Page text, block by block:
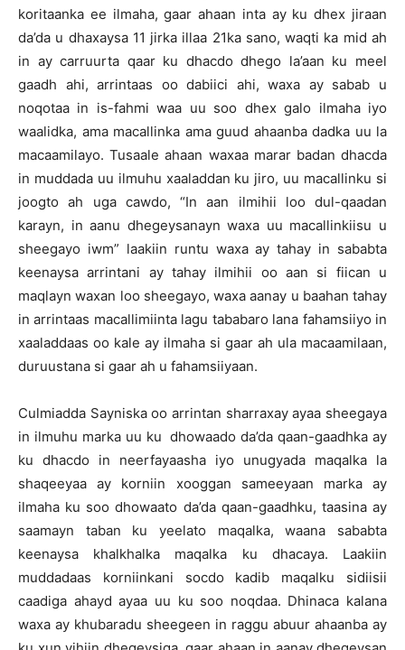
koritaanka ee ilmaha, gaar ahaan inta ay ku dhex jiraan
da’da u dhaxaysa 11 jirka illaa 21ka sano, waqti ka mid ah
in ay carruurta qaar ku dhacdo dhego la’aan ku meel
gaadh ahi, arrintaas oo dabiici ahi, waxa ay sabab u
noqotaa in is-fahmi waa uu soo dhex galo ilmaha iyo
waalidka, ama macallinka ama guud ahaanba dadka uu la
macaamilayo. Tusaale ahaan waxaa marar badan dhacda
in muddada uu ilmuhu xaaladdan ku jiro, uu macallinku si
joogto ah uga cawdo, “In aan ilmihii loo dul-qaadan
karayn, in aanu dhegeysanayn waxa uu macallinkiisu u
sheegayo iwm” laakiin runtu waxa ay tahay in sababta
keenaysa arrintani ay tahay ilmihii oo aan si fiican u
maqlayn waxan loo sheegayo, waxa aanay u baahan tahay
in arrintaas macallimiinta lagu tababaro lana fahamsiiyo in
xaaladdaas oo kale ay ilmaha si gaar ah ula macaamilaan,
duruustana si gaar ah u fahamsiiyaan.
Culmiadda Sayniska oo arrintan sharraxay ayaa sheegaya
in ilmuhu marka uu ku dhowaado da’da qaan-gaadhka ay
ku dhacdo in neerfayaasha iyo unugyada maqalka la
shaqeeyaa ay korniin xooggan sameeyaan marka ay
ilmaha ku soo dhowaato da’da qaan-gaadhku, taasina ay
saamayn taban ku yeelato maqalka, waana sababta
keenaysa khalkhalka maqalka ku dhacaya. Laakiin
muddadaas korniinkani socdo kadib maqalku sidiisii
caadiga ahayd ayaa uu ku soo noqdaa. Dhinaca kalana
waxa ay khubaradu sheegeen in raggu abuur ahaanba ay